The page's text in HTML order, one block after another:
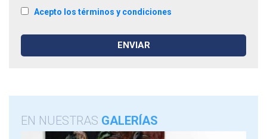
Acepto los términos y condiciones
EN NUESTRAS GALERÍAS